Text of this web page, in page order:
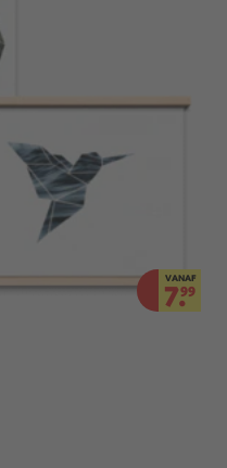
VANAF
7.99